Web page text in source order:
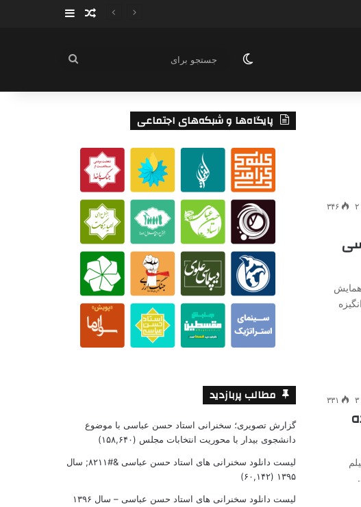
نوشته تصادفی
سایدبار
تغییر پوسته
جستجو
۲ ۳۴۶
۳ ۳۳۱
پایگاه‌ها و شبکه‌های اجتماعی
مطالب پربازدید
گزارش تصویری؛ سخنرانی استاد حسن عباسی با موضوع
دانشجوی بیدار با محوریت انتخابات مجلس (۱۵۸,۶۴۰)
لیست دانلود سخنرانی های استاد حسن عباسی &#۸۲۱۱; سال
۱۳۹۵ (۶۰,۱۴۲)
لیست دانلود سخنرانی های استاد حسن عباسی – سال ۱۳۹۶